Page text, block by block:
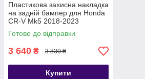
Пластикова захисна накладка
на задній бампер для Honda
CR-V Mk5 2018-2023
Готово до відправки
3 640 ₴ 3 830 ₴
Купити